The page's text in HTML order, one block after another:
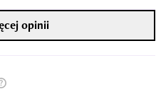
wygląd cery, staje się
i lepiej reaguje na
działa cicho i długo
opinii